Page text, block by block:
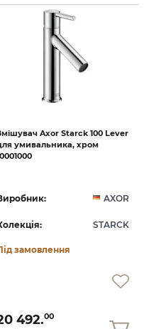
Axor Starck 100 Lever
умивальника, хром
AXOR
STARCK
замовлення
492.00